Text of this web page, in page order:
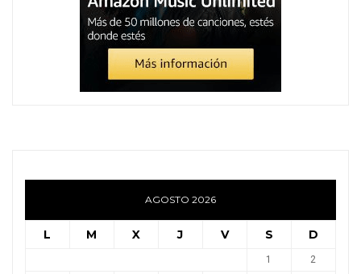
AGOSTO 2026
L M X J V S D
1 2